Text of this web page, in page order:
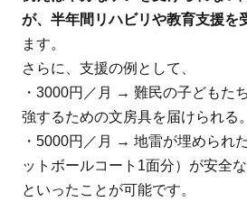
が、半年間リハビリや教育支援を
ます。
さらに、支援の例として、
・3000円／月 → 難民の子どもた
強するための文房具を届けられる。
・5000円／月 → 地雷が埋められ
ットボールコート1面分）が安全
といったことが可能です。